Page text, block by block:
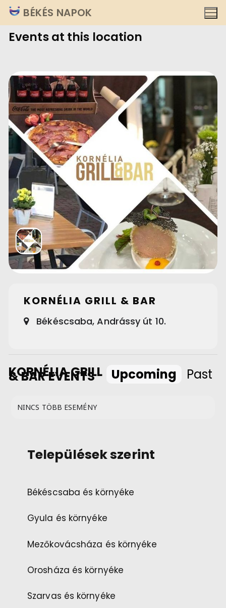
Ugrás
a
tartalomra
BÉKÉS NAPOK
Events at this location
KORNÉLIA GRILL & BAR
Békéscsaba, Andrássy út 10.
KORNÉLIA GRILL
& BAR EVENTS Upcoming Past
NINCS TÖBB ESEMÉNY
Települések szerint
Békéscsaba és környéke
Gyula és környéke
Mezőkovácsháza és környéke
Orosháza és környéke
Szarvas és környéke